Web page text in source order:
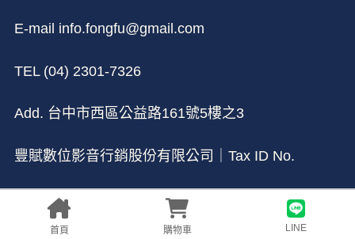
E-mail info.fongfu@gmail.com
TEL (04) 2301-7326
Add. 台中市⻄區公益路161號5樓之3
豐賦數位影音行銷股份有限公司｜Tax ID No.
90026348
首頁 購物車 LINE